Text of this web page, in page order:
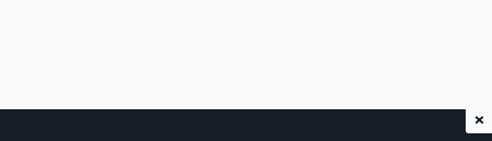
×